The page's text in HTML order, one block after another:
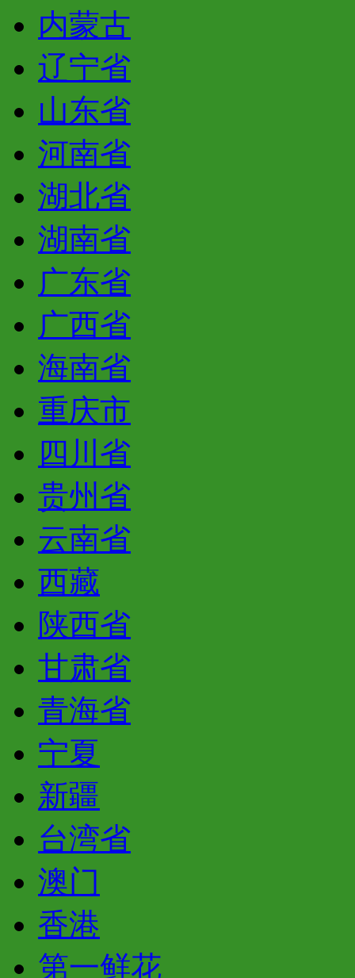
内蒙古
辽宁省
山东省
河南省
湖北省
湖南省
广东省
广西省
海南省
重庆市
四川省
贵州省
云南省
西藏
陕西省
甘肃省
青海省
宁夏
新疆
台湾省
澳门
香港
第一鲜花